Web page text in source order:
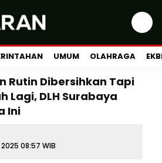
UMUM OLAHRAGA
Rutin Dibersihkan Tapi
Lagi, DLH Surabaya
Ini
08:57 WIB